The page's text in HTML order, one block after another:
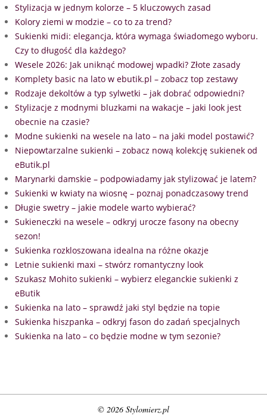
Stylizacja w jednym kolorze – 5 kluczowych zasad
Kolory ziemi w modzie – co to za trend?
Sukienki midi: elegancja, która wymaga świadomego wyboru.
Czy to długość dla każdego?
Wesele 2026: Jak uniknąć modowej wpadki? Złote zasady
Komplety basic na lato w ebutik.pl – zobacz top zestawy
Rodzaje dekoltów a typ sylwetki – jak dobrać odpowiedni?
Stylizacje z modnymi bluzkami na wakacje – jaki look jest
obecnie na czasie?
Modne sukienki na wesele na lato – na jaki model postawić?
Niepowtarzalne sukienki – zobacz nową kolekcję sukienek od
eButik.pl
Marynarki damskie – podpowiadamy jak stylizować je latem?
Sukienki w kwiaty na wiosnę – poznaj ponadczasowy trend
Długie swetry – jakie modele warto wybierać?
Sukieneczki na wesele – odkryj urocze fasony na obecny
sezon!
Sukienka rozkloszowana idealna na różne okazje
Letnie sukienki maxi – stwórz romantyczny look
Szukasz Mohito sukienki – wybierz eleganckie sukienki z
eButik
Sukienka na lato – sprawdź jaki styl będzie na topie
Sukienka hiszpanka – odkryj fason do zadań specjalnych
Sukienka na lato – co będzie modne w tym sezonie?
© 2026 Stylomierz.pl